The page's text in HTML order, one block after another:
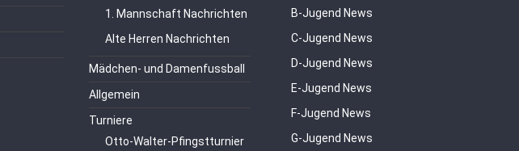
1. Mannschaft Nachrichten
Alte Herren Nachrichten
Mädchen- und Damenfussball
Allgemein
Turniere
Otto-Walter-Pfingstturnier
B-Jugend News
C-Jugend News
D-Jugend News
E-Jugend News
F-Jugend News
G-Jugend News